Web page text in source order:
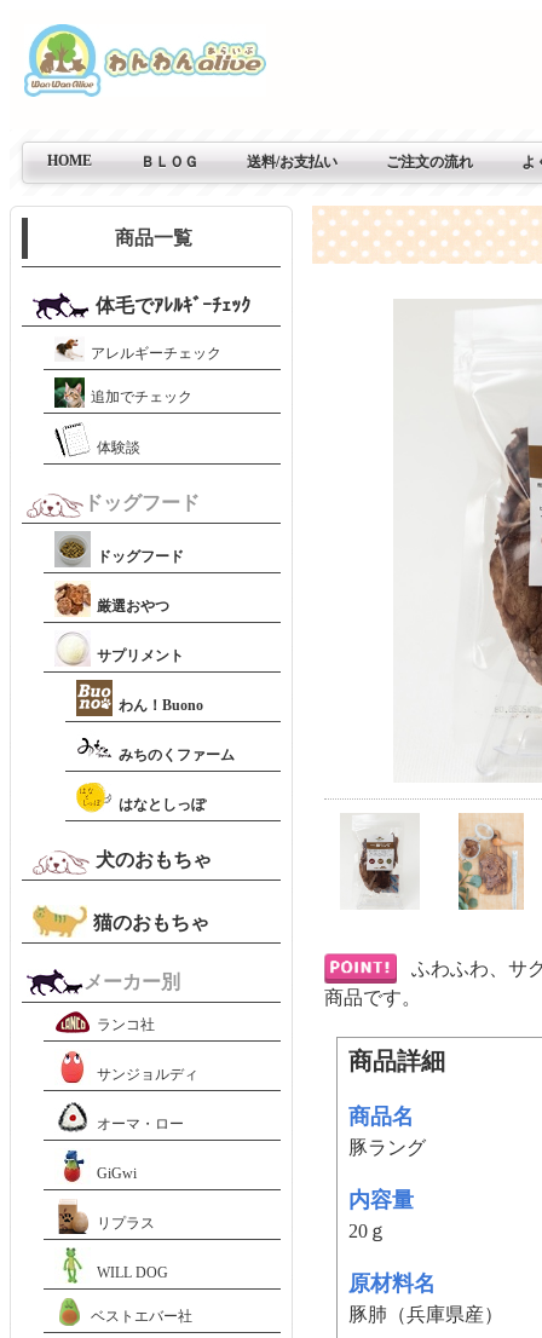
HOME ＢＬＯＧ 送料/お支払い ご注文の流れ よ
ふわふわ、サ
商品です。
商品詳細
商品名
豚ラング
内容量
20ｇ
原材料名
豚肺（兵庫県産）
商品一覧
体毛でｱﾚﾙｷﾞｰﾁｪｯｸ
アレルギーチェック
追加でチェック
体験談
ドッグフード
ドッグフード
厳選おやつ
サプリメント
わん！Buono
みちのくファーム
はなとしっぽ
犬のおもちゃ
猫のおもちゃ
メーカー別
ランコ社
サンジョルディ
オーマ・ロー
GiGwi
リプラス
WILL DOG
ベストエバー社